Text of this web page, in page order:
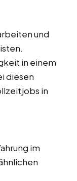
und
in einem
diesen
in
im